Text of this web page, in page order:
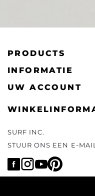
PRODUCTS
INFORMATIE
UW ACCOUNT
SURF INC.
STUUR ONS EEN E-